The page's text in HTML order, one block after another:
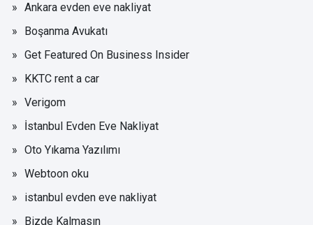
Ankara evden eve nakliyat
Boşanma Avukatı
Get Featured On Business Insider
KKTC rent a car
Verigom
İstanbul Evden Eve Nakliyat
Oto Yıkama Yazılımı
Webtoon oku
istanbul evden eve nakliyat
Bizde Kalmasın